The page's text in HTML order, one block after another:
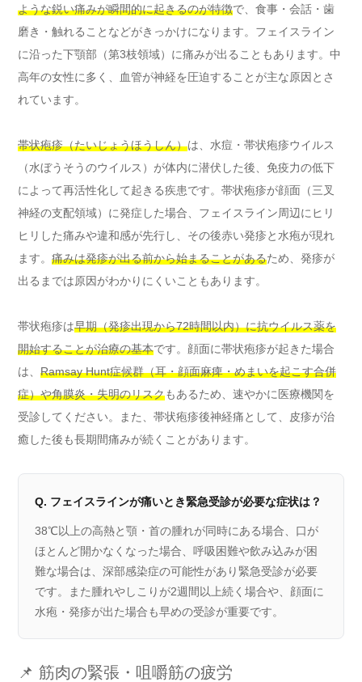
ような鋭い痛みが瞬間的に起きるのが特徴で、食事・会話・歯
磨き・触れることなどがきっかけになります。フェイスライン
に沿った下顎部（第3枝領域）に痛みが出ることもあります。中
高年の女性に多く、血管が神経を圧迫することが主な原因とさ
れています。
帯状疱疹（たいじょうほうしん）は、水痘・帯状疱疹ウイルス
（水ぼうそうのウイルス）が体内に潜伏した後、免疫力の低下
によって再活性化して起きる疾患です。帯状疱疹が顔面（三叉
神経の支配領域）に発症した場合、フェイスライン周辺にヒリ
ヒリした痛みや違和感が先行し、その後赤い発疹と水疱が現れ
ます。 痛みは発疹が出る前から始まることがあるため、発疹が
出るまでは原因がわかりにくいこともあります。
帯状疱疹は早期（発疹出現から72時間以内）に抗ウイルス薬を
開始することが治療の基本です。顔面に帯状疱疹が起きた場合
は、 Ramsay Hunt症候群（耳・顔面麻痺・めまいを起こす合併
症）や角膜炎・失明のリスクもあるため、速やかに医療機関を
受診してください。また、帯状疱疹後神経痛として、皮疹が治
癒した後も長期間痛みが続くことがあります。
Q. フェイスラインが痛いとき緊急受診が必要な症状は？
38℃以上の高熱と顎・首の腫れが同時にある場合、口が
ほとんど開かなくなった場合、呼吸困難や飲み込みが困
難な場合は、深部感染症の可能性があり緊急受診が必要
です。また腫れやしこりが2週間以上続く場合や、顔面に
水疱・発疹が出た場合も早めの受診が重要です。
📌 筋肉の緊張・咀嚼筋の疲労